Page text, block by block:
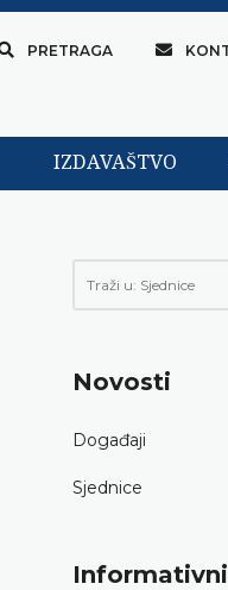
PRETRAGA
IZDAVAŠTVO
Novosti
Događaji
Sjednice